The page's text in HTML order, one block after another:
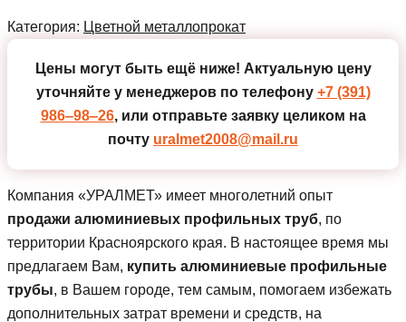
Категория: Цветной металлопрокат
Цены могут быть ещё ниже! Актуальную цену
уточняйте у менеджеров по телефону +7 (391)
986‒98‒26, или отправьте заявку целиком на
почту uralmet2008@mail.ru
Компания «УРАЛМЕТ» имеет многолетний опыт
продажи алюминиевых профильных труб, по
территории Красноярского края. В настоящее время мы
предлагаем Вам, купить алюминиевые профильные
трубы, в Вашем городе, тем самым, помогаем избежать
дополнительных затрат времени и средств, на